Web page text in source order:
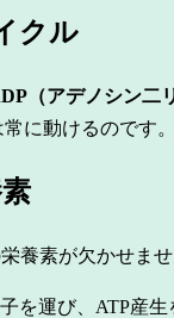
クル
（アデノシン二
に動けるのです
養素が欠かせま
を運び、ATP産